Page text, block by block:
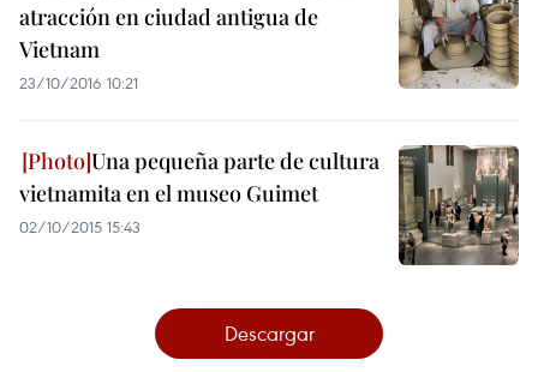
atracción en ciudad antigua de
Vietnam
23/10/2016 10:21
Una pequeña parte de cultura
vietnamita en el museo Guimet
02/10/2015 15:43
Descargar